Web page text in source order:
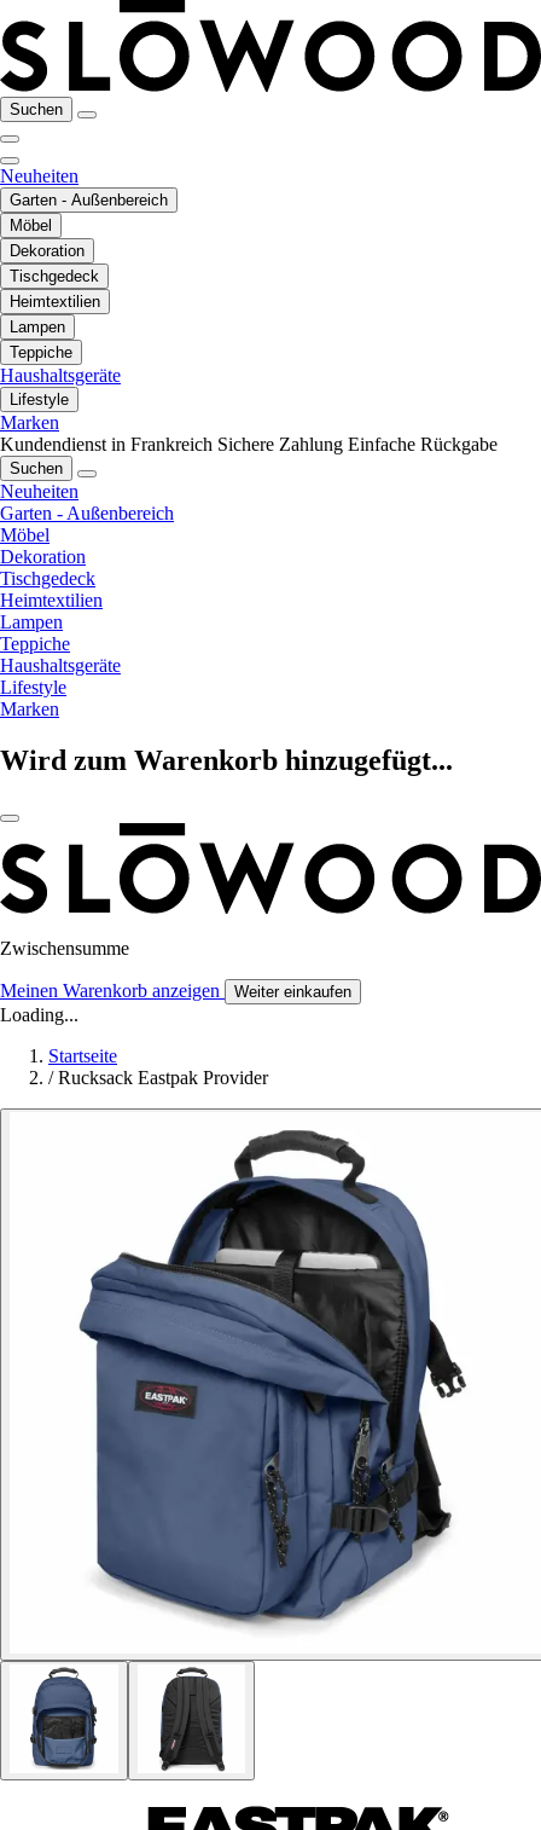
Suchen
Neuheiten
Garten - Außenbereich
Möbel
Dekoration
Tischgedeck
Heimtextilien
Lampen
Teppiche
Haushaltsgeräte
Lifestyle
Marken
Kundendienst in Frankreich Sichere Zahlung Einfache Rückgabe
Suchen
Neuheiten
Garten - Außenbereich
Möbel
Dekoration
Tischgedeck
Heimtextilien
Lampen
Teppiche
Haushaltsgeräte
Lifestyle
Marken
Wird zum Warenkorb hinzugefügt...
Zwischensumme
Meinen Warenkorb anzeigen Weiter einkaufen
Loading...
Startseite
/ Rucksack Eastpak Provider